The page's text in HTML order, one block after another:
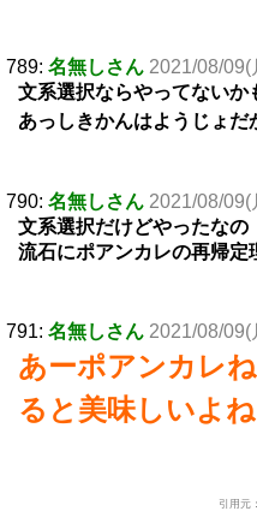
789: 名無しさん 2021/08/09(
文系選択ならやってない
あっしきかんはようじょだ
790: 名無しさん 2021/08/09(
文系選択だけどやったなの
流石にポアンカレの再帰定
791: 名無しさん 2021/08/09(
あーポアンカレ
ると美味しいよね
引用元